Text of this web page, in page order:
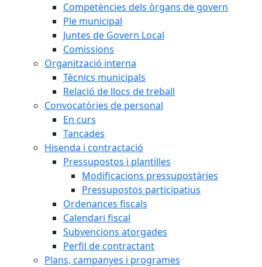
Competències dels òrgans de govern
Ple municipal
Juntes de Govern Local
Comissions
Organització interna
Tècnics municipals
Relació de llocs de treball
Convocatòries de personal
En curs
Tancades
Hisenda i contractació
Pressupostos i plantilles
Modificacions pressupostàries
Pressupostos participatius
Ordenances fiscals
Calendari fiscal
Subvencions atorgades
Perfil de contractant
Plans, campanyes i programes